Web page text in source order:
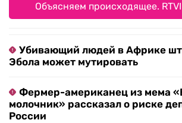
Объясняем происходящее.
Убивающий людей в Африке
Эбола может мутировать
Фермер-американец из мема
молочник» рассказал о риске
России